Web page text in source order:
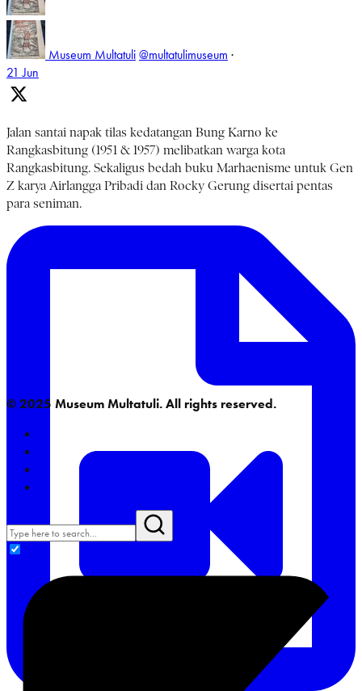
Museum Multatuli @multatulimuseum ·
21 Jun
Jalan santai napak tilas kedatangan Bung Karno ke
Rangkasbitung (1951 & 1957) melibatkan warga kota
Rangkasbitung. Sekaligus bedah buku Marhaenisme untuk Gen
Z karya Airlangga Pribadi dan Rocky Gerung disertai pentas
para seniman.
© 2025 Museum Multatuli. All rights reserved.